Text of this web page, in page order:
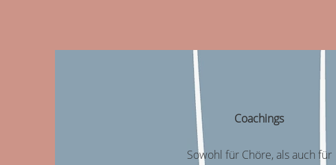
Coachings
Sowohl für Chöre, als auch für